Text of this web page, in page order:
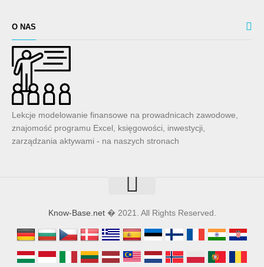
O NAS
Lekcje modelowanie finansowe na prowadnicach zawodowe,
znajomość programu Excel, księgowości, inwestycji,
zarządzania aktywami - na naszych stronach
Know-Base.net� 2021. All Rights Reserved.